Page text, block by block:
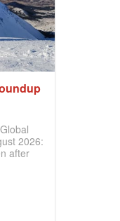
2026:
after